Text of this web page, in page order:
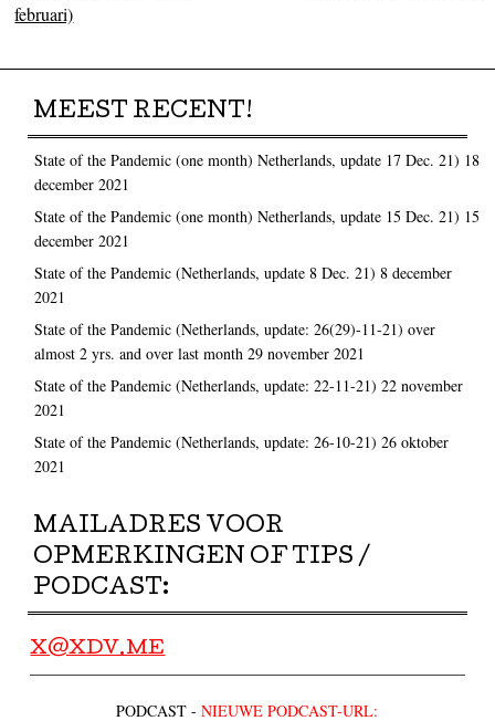
februari)
MEEST RECENT!
State of the Pandemic (one month) Netherlands, update 17 Dec. 21) 18
december 2021
State of the Pandemic (one month) Netherlands, update 15 Dec. 21) 15
december 2021
State of the Pandemic (Netherlands, update 8 Dec. 21) 8 december
2021
State of the Pandemic (Netherlands, update: 26(29)-11-21) over
almost 2 yrs. and over last month 29 november 2021
State of the Pandemic (Netherlands, update: 22-11-21) 22 november
2021
State of the Pandemic (Netherlands, update: 26-10-21) 26 oktober
2021
MAILADRES VOOR
OPMERKINGEN OF TIPS /
PODCAST:
X@XDV.ME
PODCAST -NIEUWE PODCAST-URL: